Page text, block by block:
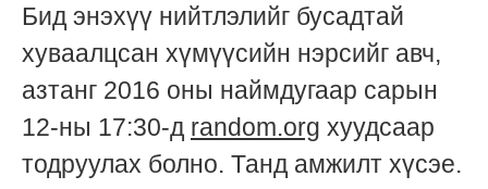
сурвалж:http://www.buro247.mn/lifestyle/
choice/buro-
tedy-
eznee-
haij-
Бид энэхүү нийтлэлийг бусадтай
хуваалцсан хүмүүсийн нэрсийг авч,
азтанг 2016 оны наймдугаар сарын
12-ны 17:30-д random.org хуудсаар
тодруулах болно. Танд амжилт хүсэе.